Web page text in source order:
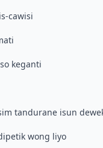
cawisi
keganti
tandurane isun
wong liyo